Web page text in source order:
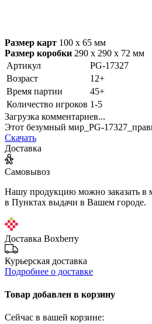
Размер карт 100 х 65 мм
Размер коробки 290 х 290 х 72 мм
Артикул
PG-17327
Возраст
12+
Время партии
45+
Количество игроков 1-5
Загрузка комментариев...
Этот безумный мир_PG-
Скачать
Доставка
Самовывоз
Нашу продукцию можно заказать в
в Пунктах выдачи в Вашем городе.
Доставка Boxberry
Курьерская доставка
Подробнее о доставке
Товар добавлен в корзину
Сейчас в вашей корзине: